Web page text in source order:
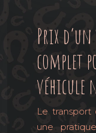
Prix
complet
véhicule
Le transport
une